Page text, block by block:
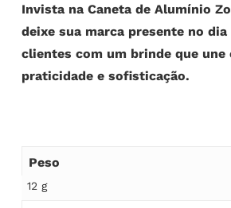
Invista na Caneta de Alumínio
deixe sua marca presente no dia
clientes com um brinde que une
praticidade e sofisticação.
Peso
12 g